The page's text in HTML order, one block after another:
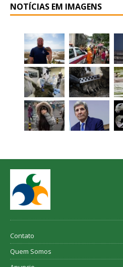
NOTÍCIAS EM IMAGENS
Contato
Quem Somos